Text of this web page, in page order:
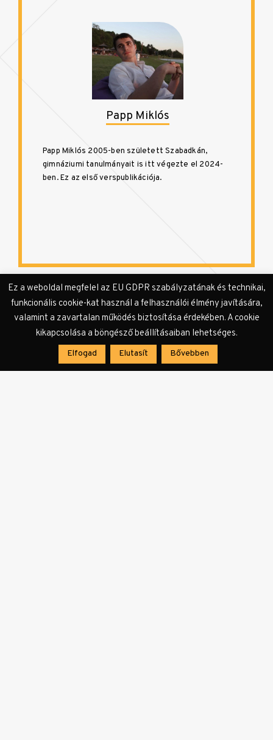
Papp Miklós
Papp Miklós 2005-ben született Szabadkán,
gimnáziumi tanulmányait is itt végezte el 2024-
ben. Ez az első verspublikációja.
Bejegyzés
navigáció
ELŐZŐ CIKK
VIZUÁLKULT, KIÁLLÍTÁS, CÍVISKULT
Kisiklatott reáliák
Ez a weboldal megfelel az EU GDPR szabályzatának és technikai,
funkcionális cookie-kat használ a felhasználói élmény javítására,
valamint a zavartalan működés biztosítása érdekében. A cookie
kikapcsolása a böngésző beállításaiban lehetséges.
Elfogad Elutasít Bővebben